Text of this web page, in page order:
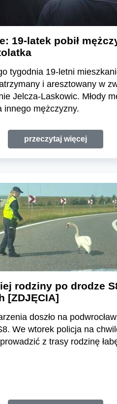
19-latek pobił
tygodnia 19-letni
i aresztowany w
Jelcza-Laskowic. Młody
innego mężczyzny.
przeczytaj więcej
rodziny po drodze
[ZDJĘCIA]
doszło na
We wtorek policja na
z trasy rodzinę